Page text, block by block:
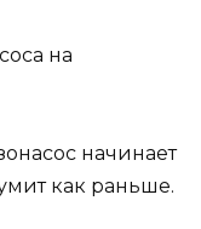
на
начинает
как раньше.